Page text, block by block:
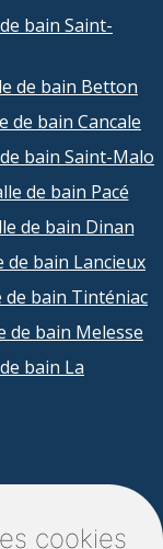
cookies
bain Saint-
de bain Betton
de bain Cancale
bain Saint-Malo
de bain Pacé
de bain Dinan
bain Lancieux
bain Tinténiac
de bain Melesse
bain La